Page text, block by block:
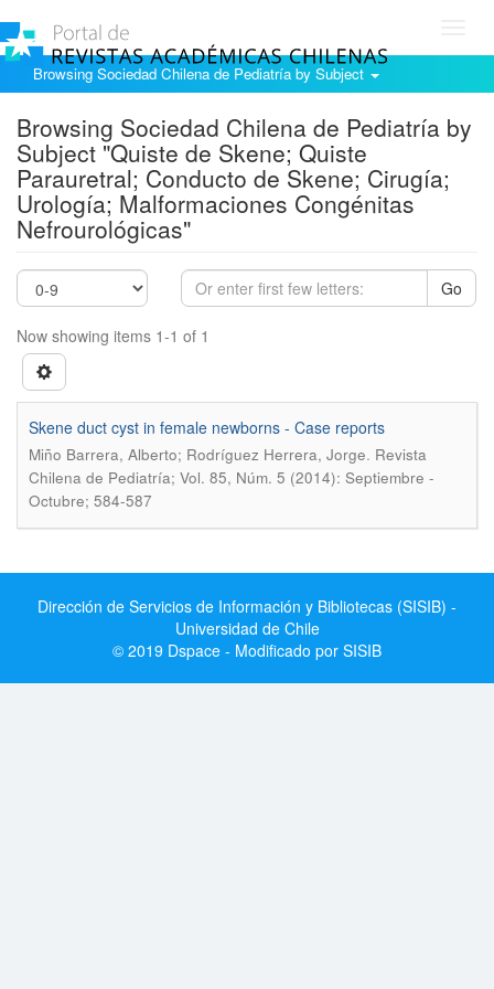
Browsing Sociedad Chilena de Pediatría by Subject
Browsing Sociedad Chilena de Pediatría by
Subject "Quiste de Skene; Quiste
Parauretral; Conducto de Skene; Cirugía;
Urología; Malformaciones Congénitas
Nefrourológicas"
Go
Now showing items 1-1 of 1
Skene duct cyst in female newborns - Case reports
Miño Barrera, Alberto; Rodríguez Herrera, Jorge. Revista
Chilena de Pediatría; Vol. 85, Núm. 5 (2014): Septiembre -
Octubre; 584-587
Dirección de Servicios de Información y Bibliotecas (SISIB) -
Universidad de Chile
© 2019 Dspace - Modificado por SISIB